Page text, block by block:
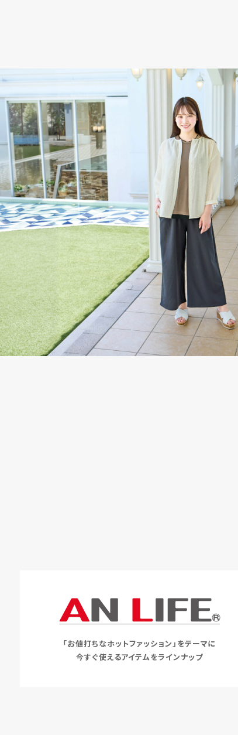
「お値打ちなホットファッション」をテーマに
今すぐ使えるアイテムをラインナップ